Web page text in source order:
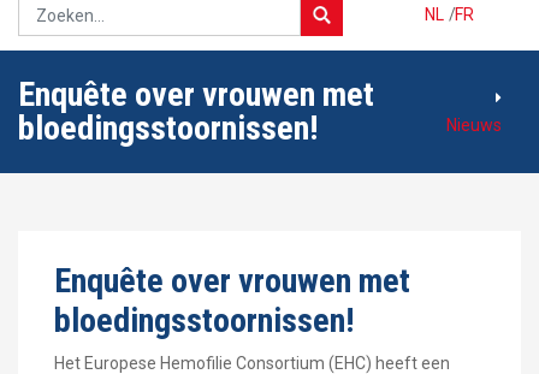
NL FR
/
Enquête over vrouwen met
bloedingsstoornissen!
Nieuws
Enquête over vrouwen met
bloedingsstoornissen!
Het Europese Hemofilie Consortium (EHC) heeft een